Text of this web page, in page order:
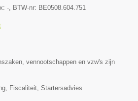
- , BTW-nr: BE0508.604.751
vennootschappen en vzw's zijn
Fiscaliteit, Startersadvies